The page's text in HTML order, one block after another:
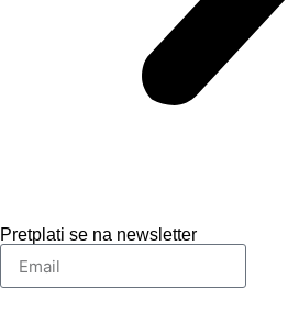
Pretplati se na newsletter